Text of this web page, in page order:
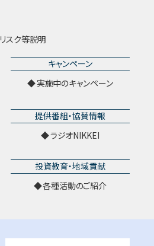
スク等説明
キャンペーン
実施中のキャンペーン
提供番組・協賛情報
ラジオNIKKEI
投資教育・地域貢献
各種活動のご紹介